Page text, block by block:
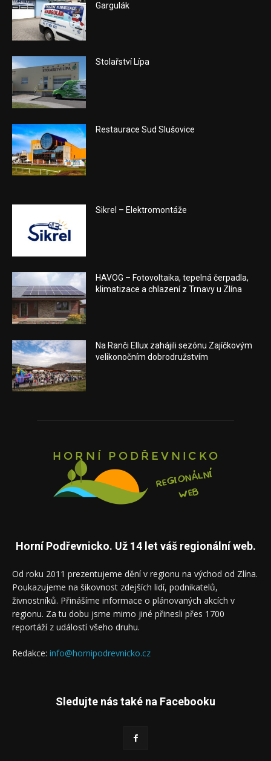
Gargulák
Stolařství Lípa
Restaurace Sud Slušovice
Sikrel – Elektromontáže
HAVOG – Fotovoltaika, tepelná čerpadla,
klimatizace a chlazení z Trnavy u Zlína
Na Ranči Ellux zahájili sezónu Zajíčkovým
velikonočním dobrodružstvím
Horní Podřevnicko. Už 14 let váš regionální web.
Od roku 2011 prezentujeme dění v regionu na východ od Zlína.
Poukazujeme na šikovnost zdejších lidí, podnikatelů,
živnostníků. Přinášíme informace o plánovaných akcích v
regionu. Za tu dobu jsme mimo jiné přinesli přes 1700
reportáží z událostí všeho druhu.
Redakce: info@hornipodrevnicko.cz
Sledujte nás také na Facebooku